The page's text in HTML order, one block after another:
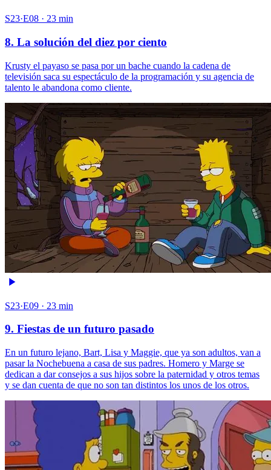
S23·E08 · 23 min
8. La solución del diez por ciento
Krusty el payaso se pasa por un bache cuando la cadena de
televisión saca su espectáculo de la programación y su agencia de
talento le abandona como cliente.
S23·E09 · 23 min
9. Fiestas de un futuro pasado
En un futuro lejano, Bart, Lisa y Maggie, que ya son adultos, van a
pasar la Nochebuena a casa de sus padres. Homero y Marge se
dedican a dar consejos a sus hijos sobre la paternidad y otros temas
y se dan cuenta de que no son tan distintos los unos de los otros.